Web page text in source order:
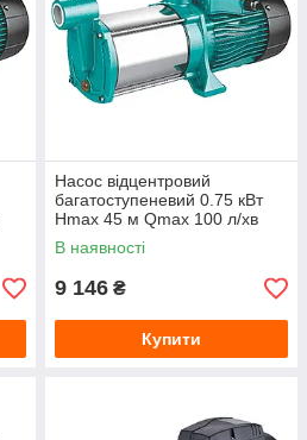
Насос відцентровий
багатоступеневий 0.75 кВт
Hmax 45 м Qmax 100 л/хв
нерж LEO 3.0 4ACm100S
В наявності
9 146 ₴
Купити